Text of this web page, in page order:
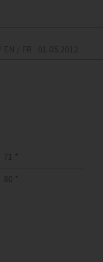
71 *
80 *